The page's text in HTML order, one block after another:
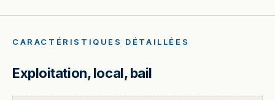
CARACTÉRISTIQUES DÉTAILLÉES
Exploitation, local, bail